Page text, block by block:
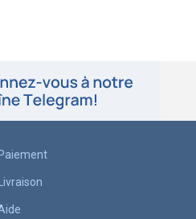
Paiement
Livraison